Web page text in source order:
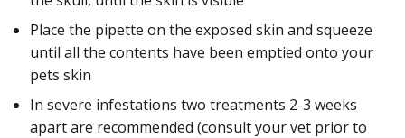
Place the pipette on the exposed skin and squeeze
until all the contents have been emptied onto your
pets skin
In severe infestations two treatments 2-3 weeks
apart are recommended (consult your vet prior to